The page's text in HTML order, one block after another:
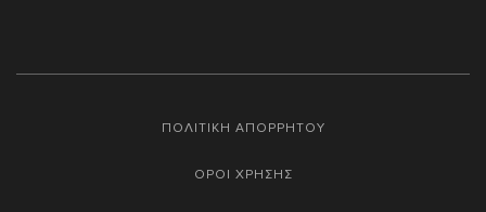
ΠΟΛΙΤΙΚΗ ΑΠΟΡΡΗΤΟΥ
ΟΡΟΙ ΧΡΗΣΗΣ